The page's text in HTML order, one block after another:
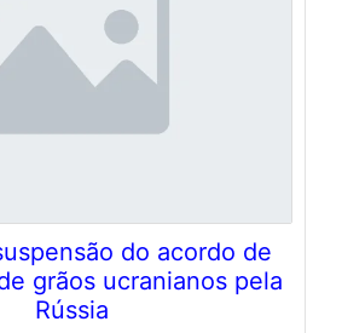
do acordo de
grãos ucranianos pela
Rússia